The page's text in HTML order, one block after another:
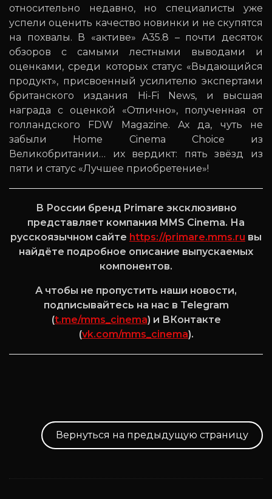
относительно недавно, но специалисты уже
успели оценить качество новинки и не скупятся
на похвалы. В «активе» A35.8 – почти десяток
обзоров с самыми лестными выводами и
оценками, среди которых статус «Выдающийся
продукт», присвоенный усилителю экспертами
британского издания Hi-Fi News, и высшая
награда с оценкой «Отлично», полученная от
голландского FDW Magazine. Ах да, чуть не
забыли Home Cinema Choice из
Великобритании… их вердикт: пять звёзд из
пяти и статус «Лучшее приобретение»!
В России бренд Primare эксклюзивно
представляет компания MMS Cinema. На
русскоязычном сайте https://primare.mms.ru вы
найдёте подробное описание выпускаемых
компонентов.
А чтобы не пропустить наши новости,
подписывайтесь на нас в Telegram
(t.me/mms_cinema) и ВКонтакте
(vk.com/mms_cinema).
Вернуться на предыдущую страницу